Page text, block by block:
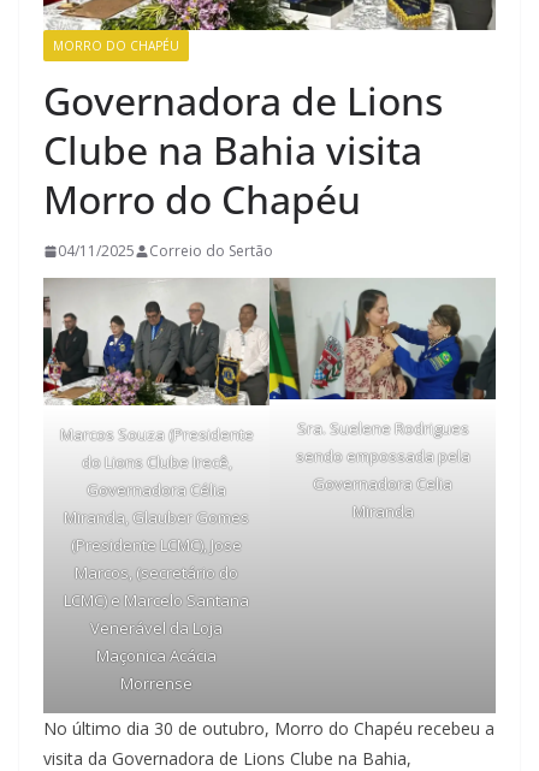
MORRO DO CHAPÉU
Governadora de Lions
Clube na Bahia visita
Morro do Chapéu
04/11/2025 Correio do Sertão
Marcos Souza (Presidente
do Lions Clube Irecê,
Governadora Célia
Miranda, Glauber Gomes
(Presidente LCMC), Jose
Marcos, (secretário do
LCMC) e Marcelo Santana
Venerável da Loja
Maçonica Acácia
Morrense
Sra. Suelene Rodrigues
sendo empossada pela
Governadora Celia
Miranda
No último dia 30 de outubro, Morro do Chapéu recebeu a
visita da Governadora de Lions Clube na Bahia,